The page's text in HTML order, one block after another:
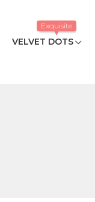
VELVET DOTS
Exquisite